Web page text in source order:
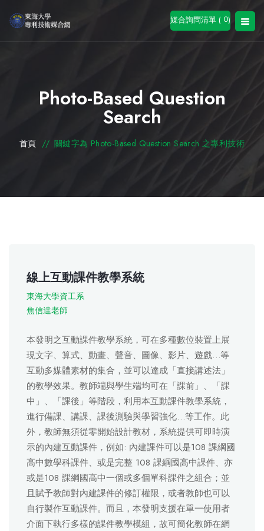
媒合詢問清單 ( 0)
Photo-Based Question
Search
首頁 // 關鍵字為 Photo-Based Question Search 之專利技術
線上互動課件教學系統
東海大學資工系
焦信達老師
本發明之互動課件教學系統，可在多種數位裝置上展
現文字、算式、動畫、聲音、圖像、影片、遊戲…等
互動多媒體素材的集合，並可以達成「直接講述法」
的教學效果。教師端與學生端均可在「課前」、「課
中」、「課後」等階段，利用本互動課件教學系統，
進行備課、講課、課後測驗與學習強化…等工作。此
外，教師無須從零開始設計教材，系統提供可即時演
示的內建互動課件，例如: 內建課件可以是108 課綱國
高中數學科課件、或是完整 108 課綱國高中課件、亦
或是108 課綱國高中一個或多個單科課件之組合；並
且賦予教師對內建課件的修訂權限，或者教師也可以
自行製作互動課件。而且，本發明支援在單一使用者
介面下執行多樣的課件教學模組，故可簡化教師在網